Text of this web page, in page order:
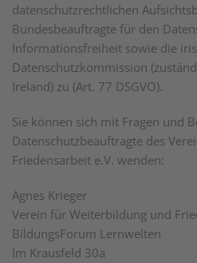
datenschutzrechtlichen
Bundesbeauftragte für den
Informationsfreiheit sowie die
Datenschutzkommission
Ireland) zu (Art. 77 DSGVO).
Sie können sich mit Fragen und
Datenschutzbeauftragte des
Friedensarbeit e.V. wenden:
Agnes Krieger
Verein für Weiterbildung und
BildungsForum Lernwelten
Im Krausfeld 30a